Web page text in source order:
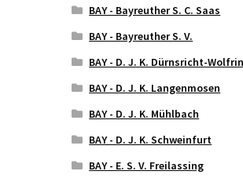
BAY - Bayreuther S. C. Saas
BAY - Bayreuther S. V.
BAY - D. J. K. Dürnsricht-
BAY - D. J. K. Langenmosen
BAY - D. J. K. Mühlbach
BAY - D. J. K. Schweinfurt
BAY - E. S. V. Freilassing